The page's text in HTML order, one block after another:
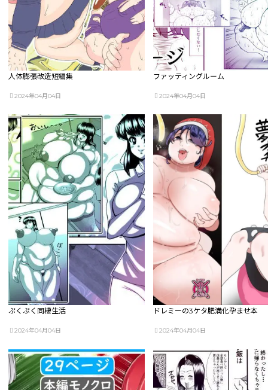
人体膨張改造短編集
2024年04月04日
ファッティングルーム
2024年04月04日
ぷくぷく同棲生活
2024年04月04日
ドレミーの3ケタ肥満化孕ませ本
2024年04月04日